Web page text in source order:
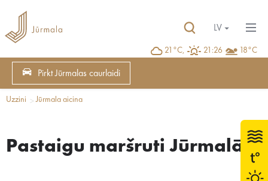
21°C, 21:26 18°C
LV
Pirkt Jūrmalas caurlaidi
Uzzini Jūrmala aicina
Pastaigu maršruti Jūrmalā